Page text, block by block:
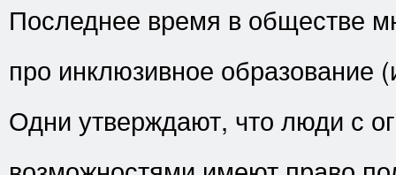
Последнее время в обществе
про инклюзивное образование
Одни утверждают, что люди с